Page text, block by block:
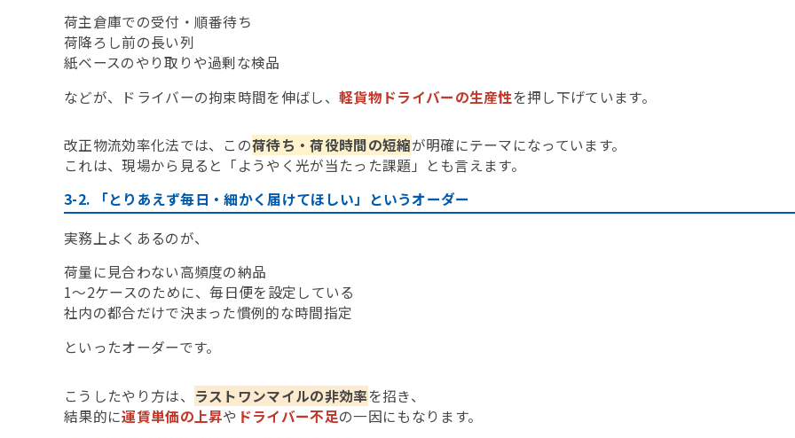
荷主倉庫での受付・順番待ち
荷降ろし前の長い列
紙ベースのやり取りや過剰な検品
などが、ドライバーの拘束時間を伸ばし、 軽貨物ドライバーの生産性を押し下げています。
改正物流効率化法では、この荷待ち・荷役時間の短縮が明確にテーマになっています。
これは、現場から見ると「ようやく光が当たった課題」とも言えます。
3-2. 「とりあえず毎日・細かく届けてほしい」というオーダー
実務上よくあるのが、
荷量に見合わない高頻度の納品
1〜2ケースのために、毎日便を設定している
社内の都合だけで決まった慣例的な時間指定
といったオーダーです。
こうしたやり方は、 ラストワンマイルの非効率を招き、
結果的に運賃単価の上昇や ドライバー不足の一因にもなります。